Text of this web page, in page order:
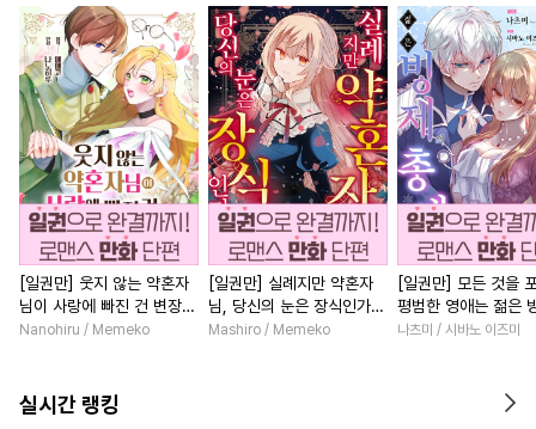
[일권만] 웃지 않는 약혼자
님이 사랑에 빠진 건 변장한
저인 것 같습니다 [단행본]
Nanohiru / Memeko
[일권만] 실례지만 약혼자
님, 당신의 눈은 장식인가
요? [단행본]
Mashiro / Memeko
[일권만] 모든 것을
평범한 영애는 젊은
총애를 받는다 [단행
나츠미 / 시바노 이즈미
실시간 랭킹